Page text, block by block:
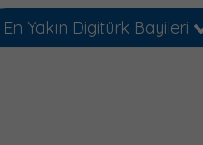
En Yakın Digitürk Bayileri